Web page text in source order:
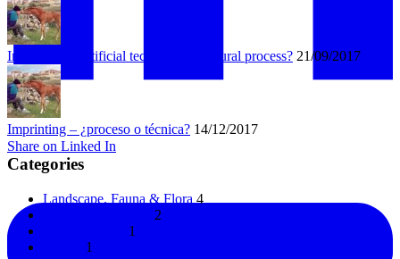
Share on Linked In
Imprinting – artificial technique or natural process? 21/09/2017
Imprinting – ¿proceso o técnica? 14/12/2017
Categories
Landscape, Fauna & Flora 4
2
1
1